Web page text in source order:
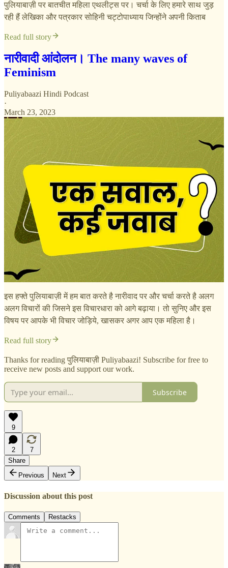
पुलियाबाज़ी पर बातचीत महिला एथलीट्स पर। चर्चा के लिए हमारे साथ जुड़
रही हैं लेखिका और पत्रकार सोहिनी चट्टोपाध्याय जिन्होंने अपनी किताब
Read full story
नारीवादी आंदोलन। The many waves of
Feminism
Puliyabaazi Hindi Podcast
·
March 23, 2023
इस हफ्ते पुलियाबाज़ी में हम बात करते है नारीवाद पर और चर्चा करते है अलग
अलग विचारों की जिसने इस विचारधारा को आगे बढ़ाया। तो सुनिए और इस
विषय पर आपके भी विचार जोड़िये, खासकर अगर आप एक महिला है।
Read full story
Thanks for reading पुलियाबाज़ी Puliyabaazi! Subscribe for free to
receive new posts and support our work.
Subscribe
9
2
7
Share
Previous
Next
Discussion about this post
Comments Restacks